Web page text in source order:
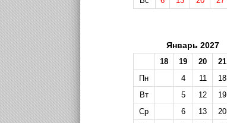
Январь 2027
18 19 20 21
Пн
4 11 18
Вт
5 12 19
Ср
6 13 20